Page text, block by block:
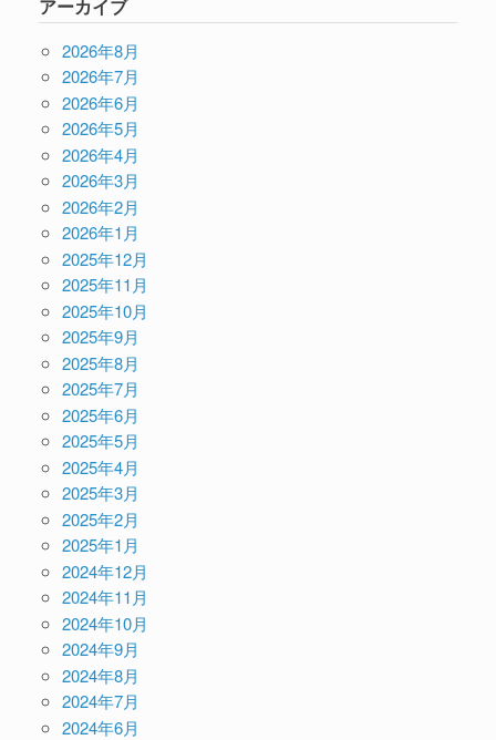
アーカイブ
2026年8月
2026年7月
2026年6月
2026年5月
2026年4月
2026年3月
2026年2月
2026年1月
2025年12月
2025年11月
2025年10月
2025年9月
2025年8月
2025年7月
2025年6月
2025年5月
2025年4月
2025年3月
2025年2月
2025年1月
2024年12月
2024年11月
2024年10月
2024年9月
2024年8月
2024年7月
2024年6月